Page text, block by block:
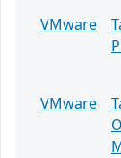
VMware
VMware